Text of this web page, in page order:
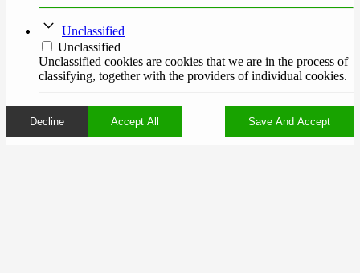
Unclassified
Unclassified
Unclassified cookies are cookies that we are in the process of
classifying, together with the providers of individual cookies.
Decline Accept All Save And Accept